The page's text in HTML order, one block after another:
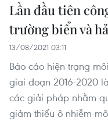
Lần đầu tiên
trường biển và
13/08/2021 03:11
Báo cáo hiện trạng
giai đoạn 2016-2020
các giải pháp nhằm
giảm thiểu ô nhiễm